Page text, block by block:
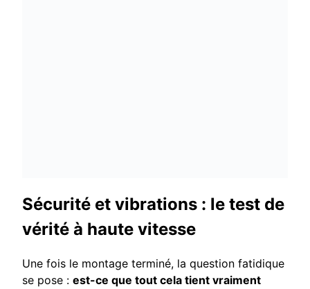
Sécurité et vibrations : le test de
vérité à haute vitesse
Une fois le montage terminé, la question fatidique
se pose : est-ce que tout cela tient vraiment